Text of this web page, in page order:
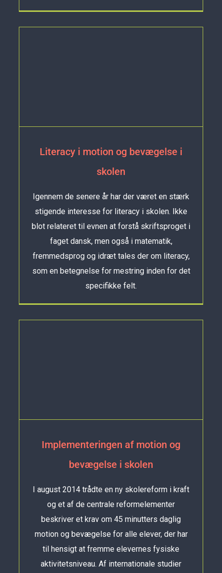
Literacy i motion og bevægelse i
skolen
Igennem de senere år har der været en stærk
stigende interesse for literacy i skolen. Ikke
blot relateret til evnen at forstå skriftsproget i
faget dansk, men også i matematik,
fremmedsprog og idræt tales der om literacy,
som en betegnelse for mestring inden for det
specifikke felt.
Implementeringen af motion og
bevægelse i skolen
I august 2014 trådte en ny skolereform i kraft
og et af de centrale reformelementer
beskriver et krav om 45 minutters daglig
motion og bevægelse for alle elever, der har
til hensigt at fremme elevernes fysiske
aktivitetsniveau. Af internationale studier